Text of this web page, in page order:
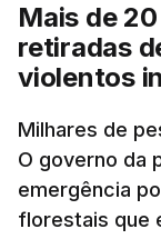
Mais de
retiradas
violentos
Milhares de
O governo da
emergência
florestais que